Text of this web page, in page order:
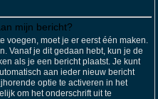
mijn bericht?
voegen, moet je er eerst één maken.
Vanaf je dit gedaan hebt, kun je de
als je een bericht plaatst. Je kunt
aan ieder nieuw bericht
optie te activeren in het
om het onderschrift uit te